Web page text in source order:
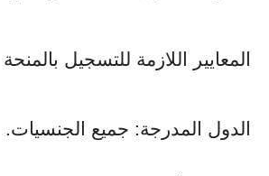
المعايير اللازمة للتسجيل بالمنحة
الدول المدرجة: جميع الجنسيات.